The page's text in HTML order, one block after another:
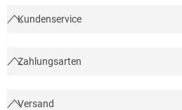
textil.de
Kundenservice
Zahlungsarten
Versand